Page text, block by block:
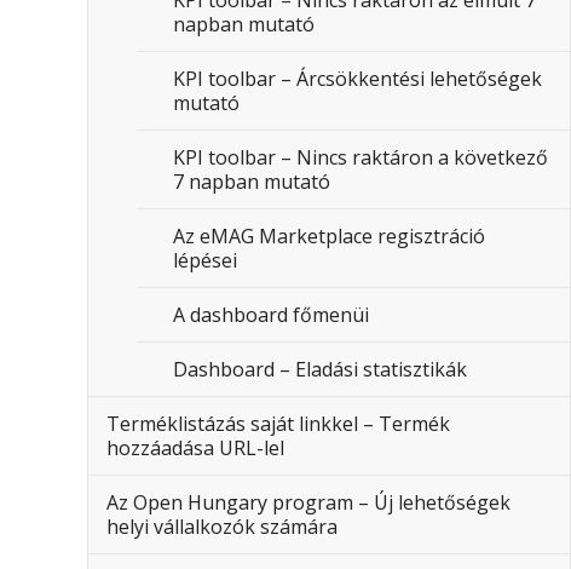
napban mutató
KPI toolbar – Árcsökkentési lehetőségek
mutató
KPI toolbar – Nincs raktáron a következő
7 napban mutató
Az eMAG Marketplace regisztráció
lépései
A dashboard főmenüi
Dashboard – Eladási statisztikák
Terméklistázás saját linkkel – Termék
hozzáadása URL-lel
Az Open Hungary program – Új lehetőségek
helyi vállalkozók számára